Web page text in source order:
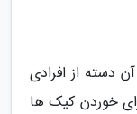
دسته از افرادی
خوردن کیک ها